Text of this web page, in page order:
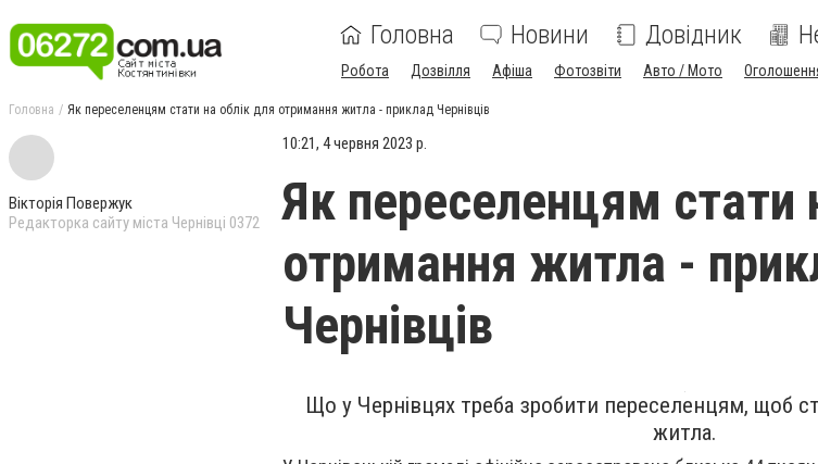
Головна Новини Довідник
Робота Дозвілля Афіша Фотозвіти Авто / Мото
Головна Як переселенцям стати на облік для отримання житла - приклад Чернівців
Вікторія Повержук
Редакторка сайту міста Чернівці 0372
10:21, 4 червня 2023 р.
Як переселенцям стати
отримання житла -
Чернівців
Що у Чернівцях треба зробити переселенцям, щоб
житла.